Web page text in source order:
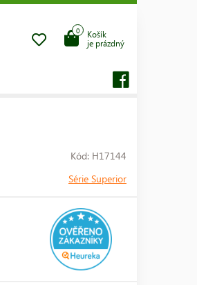
Košík
je prázdný
0
Kód: H17144
Série Superior